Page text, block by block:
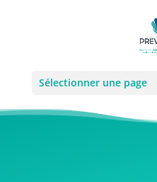
Sélectionner une page